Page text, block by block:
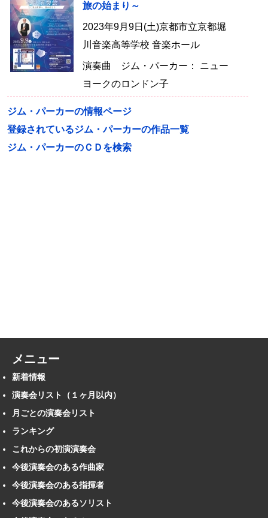
旅の始まり～
2023年9月9日(土)京都市立京都堀
川音楽高等学校 音楽ホール
演奏曲 ジム・パーカー： ニュー
ヨークのロンドン子
ジム・パーカーの情報ページ
登録されているジム・パーカーの作品一覧
ジム・パーカーのＣＤを検索
メニュー
新着情報
演奏会リスト（１ヶ月以内）
月ごとの演奏会リスト
ランキング
これからの初演演奏会
今後演奏会のある作曲家
今後演奏会のある指揮者
今後演奏会のあるソリスト